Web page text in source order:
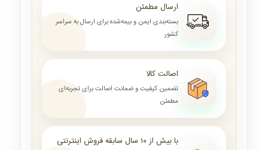
ارسال مطمئن
بسته‌بندی ایمن و بیمه‌شده برای ارسال به سراسر
کشور
اصالت کالا
تضمین کیفیت و ضمانت اصالت برای تجربه‌ای
مطمئن
با بیش از ۱۰ سال سابقه فروش اینترنتی